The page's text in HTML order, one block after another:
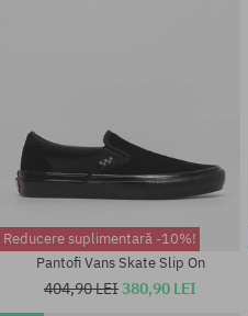
Reducere suplimentară -10%!
Pantofi Vans Skate Slip On
404,90 LEI380,90 LEI